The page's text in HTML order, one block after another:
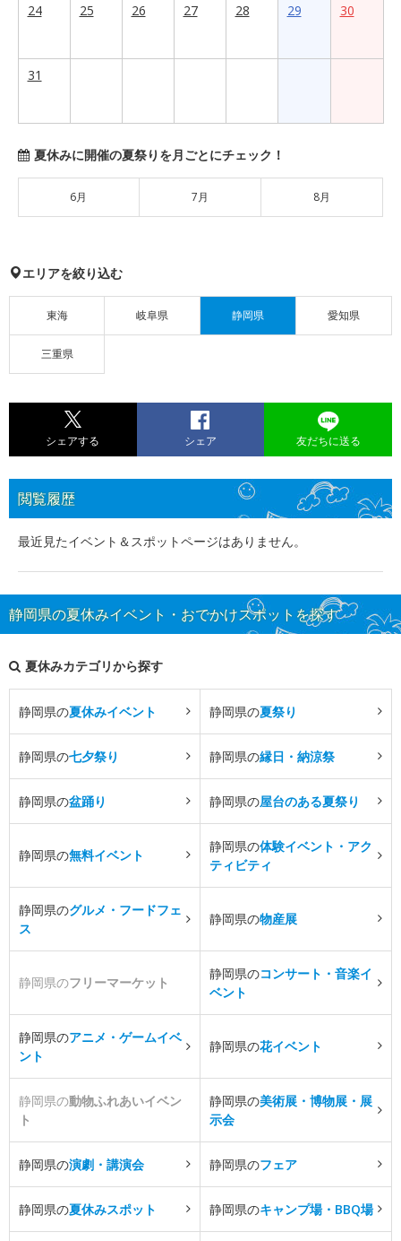
24 25 26 27 28 29 30
31
夏休みに開催の夏祭りを月ごとにチェック！
6月 7月 8月
エリアを絞り込む
東海 岐阜県 静岡県 愛知県
三重県
シェアする シェア 友だちに送る
閲覧履歴
最近見たイベント＆スポットページはありません。
静岡県の夏休みイベント・おでかけスポットを探す
夏休みカテゴリから探す
静岡県の夏休みイベント 静岡県の夏祭り
静岡県の七夕祭り 静岡県の縁日・納涼祭
静岡県の盆踊り 静岡県の屋台のある夏祭り
静岡県の無料イベント
静岡県の体験イベント・アク
ティビティ
静岡県のグルメ・フードフェ
ス
静岡県の物産展
静岡県のフリーマーケット
静岡県のコンサート・音楽イ
ベント
静岡県のアニメ・ゲームイベ
ント
静岡県の花イベント
静岡県の動物ふれあいイベン
ト
静岡県の美術展・博物展・展
示会
静岡県の演劇・講演会 静岡県のフェア
静岡県の夏休みスポット 静岡県のキャンプ場・BBQ場